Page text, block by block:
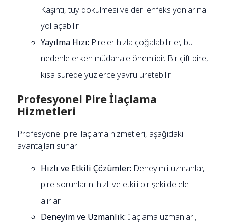
Kaşıntı, tüy dökülmesi ve deri enfeksiyonlarına
yol açabilir.
Yayılma Hızı: Pireler hızla çoğalabilirler, bu
nedenle erken müdahale önemlidir. Bir çift pire,
kısa sürede yüzlerce yavru üretebilir.
Profesyonel Pire İlaçlama
Hizmetleri
Profesyonel pire ilaçlama hizmetleri, aşağıdaki
avantajları sunar:
Hızlı ve Etkili Çözümler: Deneyimli uzmanlar,
pire sorunlarını hızlı ve etkili bir şekilde ele
alırlar.
Deneyim ve Uzmanlık: İlaçlama uzmanları,